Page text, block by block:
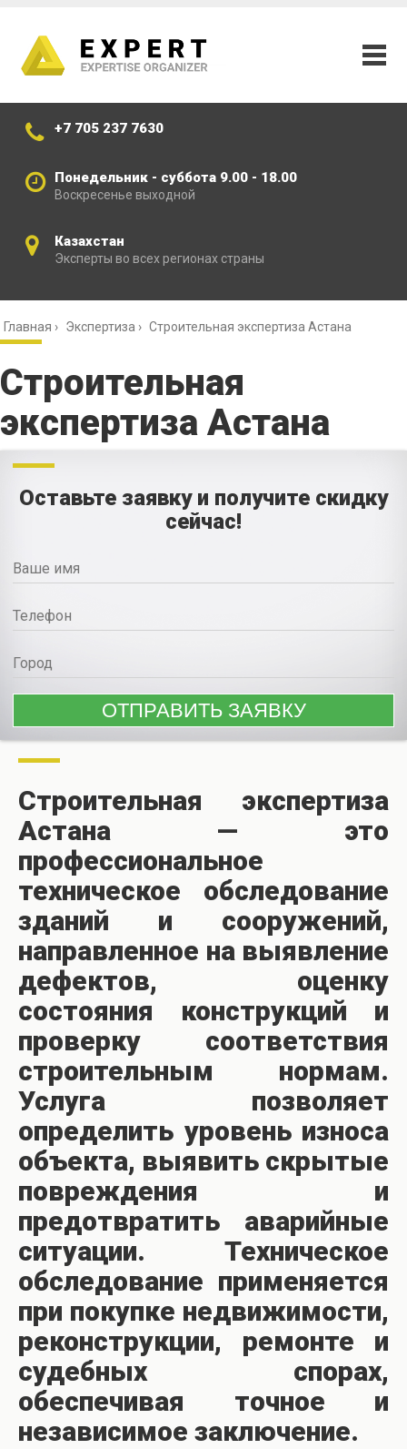
+7 705 237 7630
Понедельник - суббота 9.00 - 18.00
Воскресенье выходной
Казахстан
Эксперты во всех регионах страны
Главная › Экспертиза › Строительная экспертиза Астана
Строительная
экспертиза Астана
Оставьте заявку и получите скидку
сейчас!
Строительная экспертиза
Астана — это
профессиональное
техническое обследование
зданий и сооружений,
направленное на выявление
дефектов, оценку
состояния конструкций и
проверку соответствия
строительным нормам.
Услуга позволяет
определить уровень износа
объекта, выявить скрытые
повреждения и
предотвратить аварийные
ситуации. Техническое
обследование применяется
при покупке недвижимости,
реконструкции, ремонте и
судебных спорах,
обеспечивая точное и
независимое заключение.